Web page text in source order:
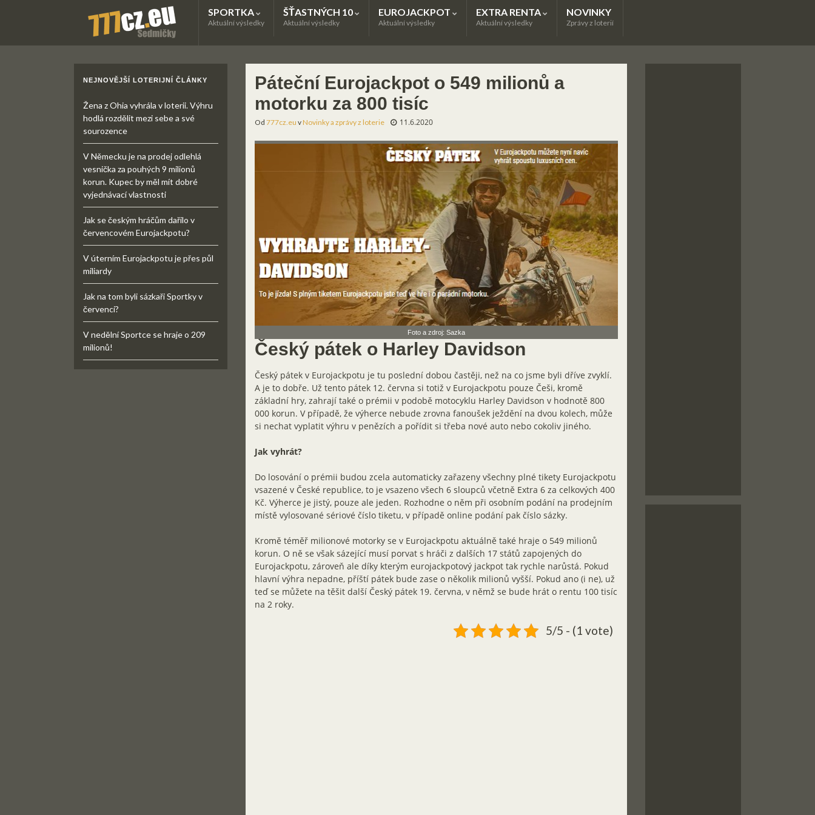
SPORTKA
Aktuální výsledky
ŠŤASTNÝCH 10
Aktuální výsledky
EUROJACKPOT
Aktuální výsledky
EXTRA RENTA
Aktuální výsledky
NOVINKY
Zprávy z loterií
Páteční Eurojackpot o 549 milionů a
motorku za 800 tisíc
Od 777cz.eu vNovinky a zprávy z loterie 11.6.2020
Foto a zdroj: Sazka
Český pátek o Harley Davidson
Český pátek v Eurojackpotu je tu poslední dobou častěji, než na co jsme byli dříve zvyklí.
A je to dobře. Už tento pátek 12. června si totiž v Eurojackpotu pouze Češi, kromě
základní hry, zahrají také o prémii v podobě motocyklu Harley Davidson v hodnotě 800
000 korun. V případě, že výherce nebude zrovna fanoušek ježdění na dvou kolech, může
si nechat vyplatit výhru v penězích a pořídit si třeba nové auto nebo cokoliv jiného.
Jak vyhrát?
Do losování o prémii budou zcela automaticky zařazeny všechny plné tikety Eurojackpotu
vsazené v České republice, to je vsazeno všech 6 sloupců včetně Extra 6 za celkových 400
Kč. Výherce je jistý, pouze ale jeden. Rozhodne o něm při osobním podání na prodejním
místě vylosované sériové číslo tiketu, v případě online podání pak číslo sázky.
Kromě téměř milionové motorky se v Eurojackpotu aktuálně také hraje o 549 milionů
korun. O ně se však sázející musí porvat s hráči z dalších 17 států zapojených do
Eurojackpotu, zároveň ale díky kterým eurojackpotový jackpot tak rychle narůstá. Pokud
hlavní výhra nepadne, příští pátek bude zase o několik milionů vyšší. Pokud ano (i ne), už
teď se můžete na těšit další Český pátek 19. června, v němž se bude hrát o rentu 100 tisíc
na 2 roky.
5/5 - (1 vote)
NEJNOVĚJŠÍ LOTERIJNÍ ČLÁNKY
Žena z Ohia vyhrála v loterii. Výhru
hodlá rozdělit mezi sebe a své
sourozence
V Německu je na prodej odlehlá
vesnička za pouhých 9 milionů
korun. Kupec by měl mít dobré
vyjednávací vlastnosti
Jak se českým hráčům dařilo v
červencovém Eurojackpotu?
V úterním Eurojackpotu je přes půl
miliardy
Jak na tom byli sázkaři Sportky v
červenci?
V nedělní Sportce se hraje o 209
milionů!